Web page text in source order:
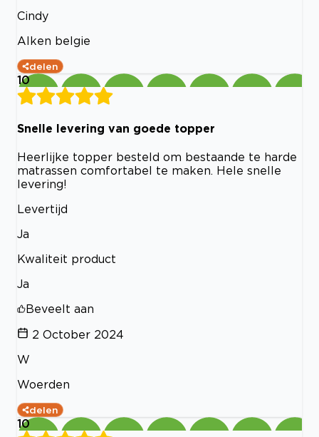
Cindy
Alken belgie
delen
10
Snelle levering van goede topper
Heerlijke topper besteld om bestaande te harde
matrassen comfortabel te maken. Hele snelle
levering!
Levertijd
Ja
Kwaliteit product
Ja
Beveelt aan
2 October 2024
W
Woerden
delen
10